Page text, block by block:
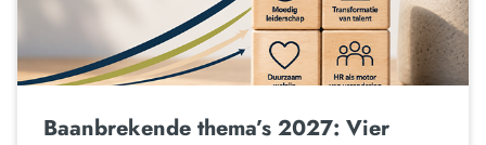
Baanbrekende thema’s 2027: Vier